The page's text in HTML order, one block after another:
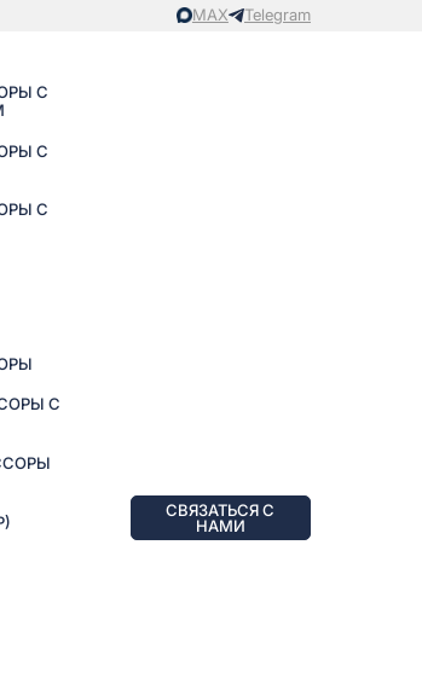
MAX Telegram
С
С
С
С
СВЯЗАТЬСЯ С
НАМИ